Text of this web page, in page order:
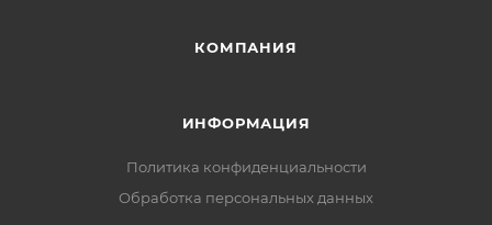
КОМПАНИЯ
ИНФОРМАЦИЯ
Политика конфиденциальности
Обработка персональных данных